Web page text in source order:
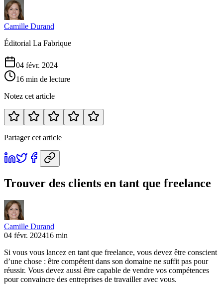
Camille Durand
Éditorial La Fabrique
04 févr. 2024
16 min de lecture
Notez cet article
Partager cet article
Trouver des clients en tant que freelance
Camille Durand
04 févr. 202416 min
Si vous vous lancez en tant que freelance, vous devez être conscient
d’une chose : être compétent dans son domaine ne suffit pas pour
réussir. Vous devez aussi être capable de vendre vos compétences
pour convaincre des entreprises de travailler avec vous.